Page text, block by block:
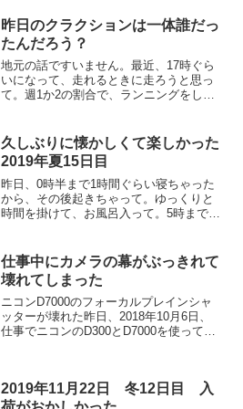
昨日のクラクションは一体誰だっ
たんだろう？
地元の話ですいません。最近、17時ぐら
いになって、走れるときに走ろうと思っ
て。週1か2の割合で、ランニングをして
二回クラクションを鳴らされて。薄いお
うど色のsurfっぽ...
久しぶりに懐かしくて楽しかった
2019年夏15日目
昨日、0時半まで1時間ぐらい寝ちゃった
から、その後起きちゃって。ゆっくりと
時間を掛けて、お風呂入って。5時まで起
いしかった。9時に起きて。今日は、ちょ
っと、家に居なくち...
仕事中にカメラの幕がぶっきれて
壊れてしまった
ニコンD7000のフォーカルプレインシャ
ッターが壊れた昨日、2018年10月6日、
仕事でニコンのD300とD7000を使ってい
タ...
2019年11月22日 冬12日目 入